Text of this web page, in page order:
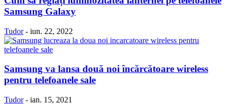
Samsung Galaxy
Tudor - iun. 22, 2022
Samsung va lansa două noi încărcătoare wireless
pentru telefoanele sale
Tudor - ian. 15, 2021